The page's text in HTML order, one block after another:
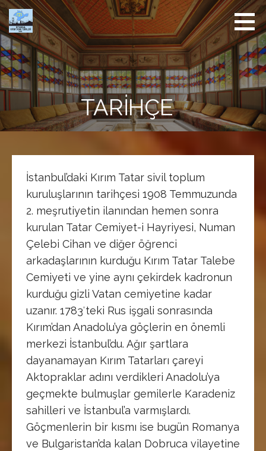
İçeriğe
atla
İstanbul
Kırım
Derneği
TARIHÇE
İstanbul’daki Kırım Tatar sivil toplum
kuruluşlarının tarihçesi 1908 Temmuzunda
2. meşrutiyetin ilanından hemen sonra
kurulan Tatar Cemiyet-i Hayriyesi, Numan
Çelebi Cihan ve diğer öğrenci
arkadaşlarının kurduğu Kırım Tatar Talebe
Cemiyeti ve yine aynı çekirdek kadronun
kurduğu gizli Vatan cemiyetine kadar
uzanır. 1783′teki Rus işgali sonrasında
Kırım’dan Anadolu’ya göçlerin en önemli
merkezi İstanbul’du. Ağır şartlara
dayanamayan Kırım Tatarları çareyi
Aktopraklar adını verdikleri Anadolu’ya
geçmekte bulmuşlar gemilerle Karadeniz
sahilleri ve İstanbul’a varmışlardı.
Göçmenlerin bir kısmı ise bugün Romanya
ve Bulgaristan’da kalan Dobruca vilayetine